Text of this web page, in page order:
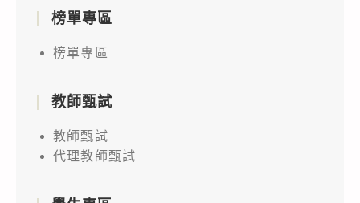
榜單專區
榜單專區
教師甄試
教師甄試
代理教師甄試